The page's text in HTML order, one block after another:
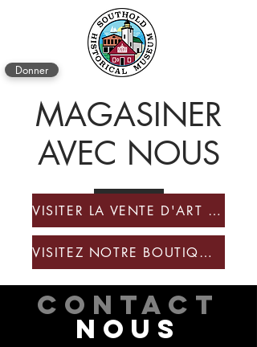
Donner
MAGASINER
AVEC NOUS
VISITER LA VENTE D'ART ET L'EXPOSITION
VISITEZ NOTRE BOUTIQUE DE CADEAUX EN LIGNE
CONTACT
NOUS